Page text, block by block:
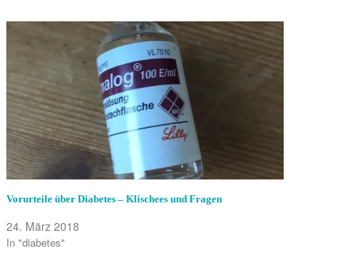
Vorurteile über Diabetes – Klischees und Fragen
24. März 2018
In "diabetes"